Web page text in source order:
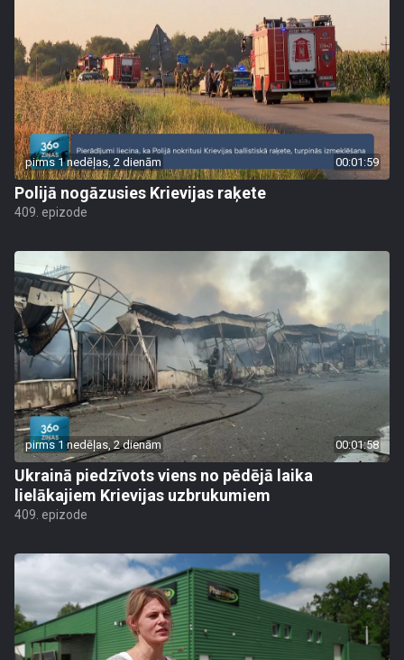
pirms 1 nedēļas, 2 dienām 00:01:59
Polijā nogāzusies Krievijas raķete
409. epizode
pirms 1 nedēļas, 2 dienām 00:01:58
Ukrainā piedzīvots viens no pēdējā laika
lielākajiem Krievijas uzbrukumiem
409. epizode